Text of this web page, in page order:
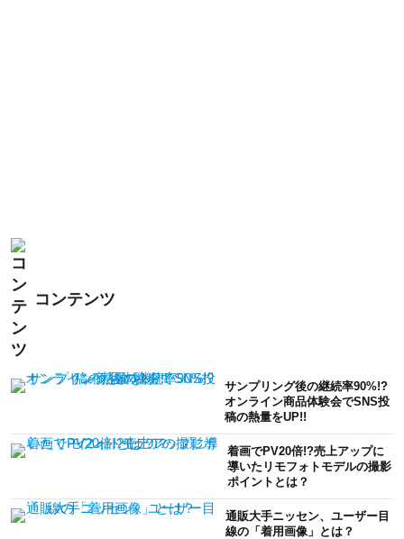
コンテンツ
サンプリング後の継続率90%!?
オンライン商品体験会でSNS投
稿の熱量をUP!!
着画でPV20倍!?売上アップに
導いたリモフォトモデルの撮影
ポイントとは？
通販大手ニッセン、ユーザー目
線の「着用画像」とは？